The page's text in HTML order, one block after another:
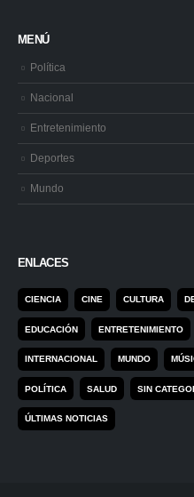
MENÚ
Política
Nacional
Entretenimiento
Deportes
Mundo
ENLACES
CIENCIA CINE CULTURA
EDUCACIÓN ENTRETENIMIENTO
INTERNACIONAL MUNDO
POLÍTICA SALUD SIN
ÚLTIMAS NOTICIAS